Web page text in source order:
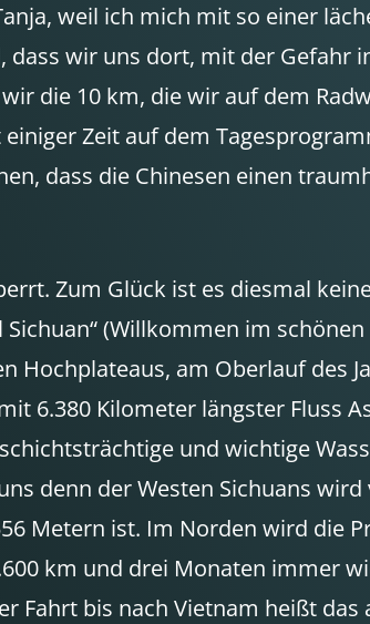
weil ich mich mit so einer
wir uns dort, mit der Gefahr
die 10 km, die wir auf dem
Zeit auf dem
dass die Chinesen einen
Zum Glück ist es diesmal
(Willkommen im
am Oberlauf des
6.380 Kilometer längster Fluss
und wichtige
denn der Westen Sichuans
Metern ist. Im Norden wird die
km und drei Monaten immer
Fahrt bis nach Vietnam heißt